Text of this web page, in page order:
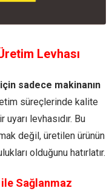
Levhası
sadece makinanın
süreçlerinde kalite
levhasıdır. Bu
değil, üretilen ürünün
olduğunu hatırlatır.
Sağlanmaz